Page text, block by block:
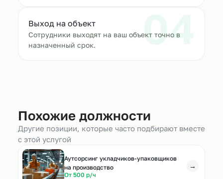
04
Выход на объект
Сотрудники выходят на ваш объект точно в
назначенный срок.
Похожие должности
Другие позиции, которые часто подбирают вместе
с этой услугой
Аутсорсинг укладчиков-упаковщиков
на производство
От 500 р/ч
→